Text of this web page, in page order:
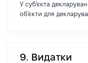
У суб'єкта
об'єкти для
9. Видатки